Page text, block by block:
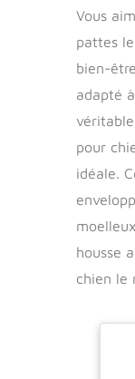
Vous
pattes
bien-
adapté
véritable
pour
idéale.
housse
chien le